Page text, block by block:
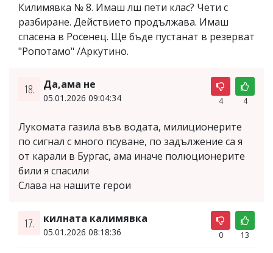
Килимявка № 8. Имаш лш пети клас? Чети с
разбиране. Действието продължава. Имаш
спасена в Росенец. Ще бъде пустанат в резерват
"Ропотамо" /Аркутино.
18. Да,ама не
05.01.2026 09:04:34 4 4
Лукомата газила във водата, милиционерите
по сигнал с много псуване, по задължение са я
от карали в Бургас, ама иначе полюционерите
били я спасили
Слава на нашите герои
17. килната калимявка
05.01.2026 08:18:36 0 13